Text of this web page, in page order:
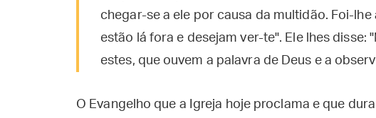
chegar-se a ele por causa da multidão. Foi-lhe
estão lá fora e desejam ver-te". Ele lhes disse:
estes, que ouvem a palavra de Deus e a
O Evangelho que a Igreja hoje proclama e que